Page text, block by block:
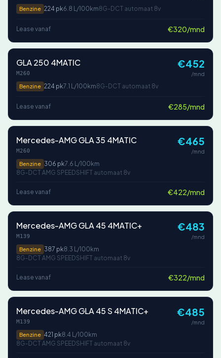
Benzine 224 pk6.8 L/100km8G-DCT automaat 8v
Lease vanaf €320/mnd
GLA 250 4MATIC
M260
Benzine 224 pk7.1 L/100km8G-DCT automaat 8v
€452
/mnd
Lease vanaf €285/mnd
Mercedes-AMG GLA 35 4MATIC
M260
Benzine 306 pk7.6 L/100km
8G-DCT AMG SPEEDSHIFT automaat 8v
€465
/mnd
Lease vanaf €422/mnd
Mercedes-AMG GLA 45 4MATIC+
M139
Benzine 387 pk8.3 L/100km
8G-DCT AMG SPEEDSHIFT automaat 8v
€483
/mnd
Lease vanaf €322/mnd
Mercedes-AMG GLA 45 S 4MATIC+
M139
Benzine 421 pk8.4 L/100km
8G-DCT AMG SPEEDSHIFT automaat 8v
€485
/mnd